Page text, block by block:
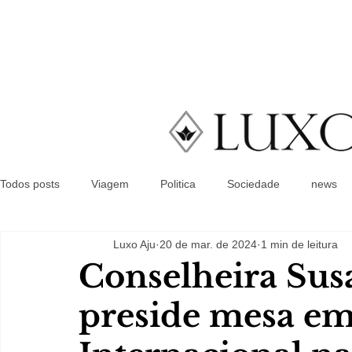
Todos posts Viagem Politica Sociedade news
Conselheira
preside mesa
Luxo Aju 20 de mar. de 2024 1 min de leitura